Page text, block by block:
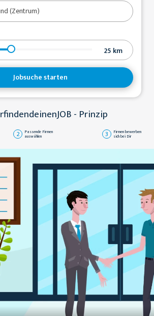
25 km
Jobsuche starten
- Prinzip
2 Passende Firmen
auswählen 3 Firmen bewerben
sich bei Dir